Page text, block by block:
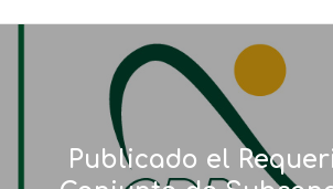
Publicado el